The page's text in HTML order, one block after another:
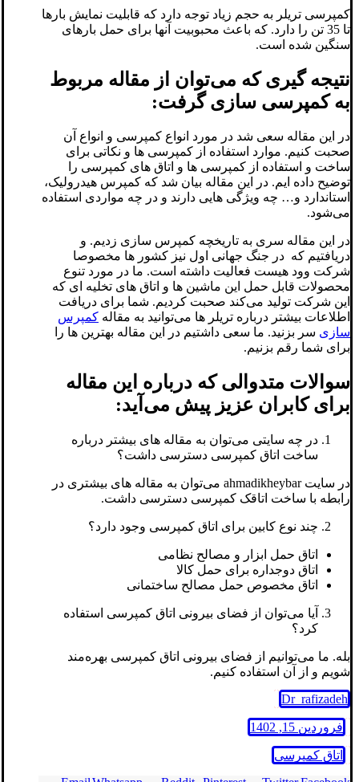
کمپرسی تریلر به حجم زیاد توجه دارد که قابلیت نمایش بارها
تا 35 تن را دارد. که باعث محبوبیت آنها برای حمل بارهای
سنگین شده است.
نتیجه گیری که می‌توان از مقاله مربوط
به کمپرسی سازی گرفت:
در این مقاله سعی شد در مورد انواع کمپرسی و انواع آن
صحبت کنیم. موارد استفاده از کمپرسی ها و نکاتی برای
ساخت و استفاده از کمپرسی ها و اتاق های کمپرسی را
توضیح داده ایم. در این مقاله بیان شد که کمپرس هیدرولیک،
استاندارد و… چه ویژگی هایی دارند و در چه مواردی استفاده
می‌شود.
در این مقاله سری به تاریخچه کمپرس سازی زدیم. و
دریافتیم که در جنگ جهانی اول نیز کشور ها مخصوصا
شرکت وود هیست فعالیت داشته است. ما در مورد تنوع
محصولات قابل حمل این ماشین ها و اتاق های تخلیه ای که
این شرکت تولید می‌کند صحبت کردیم. شما برای دریافت
اطلاعات بیشتر درباره تریلر ها می‌توانید به مقاله کمپرس
سازی سر بزنید. ما سعی داشتیم در این مقاله بهترین ها را
برای شما رقم بزنیم.
سوالات متدوالی که درباره این مقاله
برای کابران عزیز پیش می‌آید:
در چه سایتی می‌توان به مقاله های بیشتر درباره
ساخت اتاق کمپرسی دسترسی داشت؟
در سایت ahmadikheybar می‌توان به مقاله های بیشتری در
رابطه با ساخت اتاقک کمپرسی دسترسی داشت.
چند نوع کابین برای اتاق کمپرسی وجود دارد؟
اتاق حمل ابزار و مصالح نظامی
اتاق دوجداره برای حمل کالا
اتاق مخصوص حمل مصالح ساختمانی
آیا می‌توان از فضای بیرونی اتاق کمپرسی استفاده
کرد؟
بله. ما می‌توانیم از فضای بیرونی اتاق کمپرسی بهره‌مند
شویم و از آن استفاده کنیم.
Dr_rafizadeh
فروردین 15, 1402
اتاق کمپرسی